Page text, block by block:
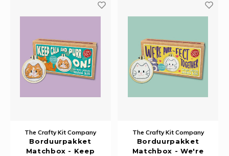
The Crafty Kit Company
Borduurpakket
Matchbox - Keep
The Crafty Kit Company
Borduurpakket
Matchbox - We're